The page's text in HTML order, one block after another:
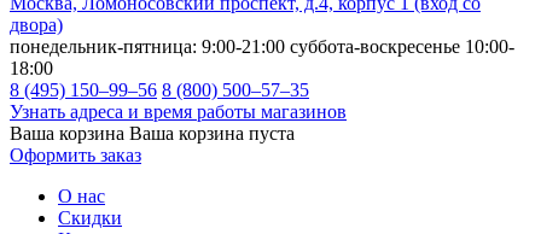
двора)
понедельник-пятница: 9:00-21:00 суббота-воскресенье 10:00-
18:00
8 (495) 150–99–56 8 (800) 500–57–35
Узнать адреса и время работы магазинов
Ваша корзина Ваша корзина пуста
Оформить заказ
О нас
Скидки